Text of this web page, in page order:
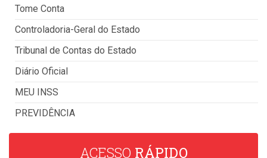
Tome Conta
Controladoria-Geral do Estado
Tribunal de Contas do Estado
Diário Oficial
MEU INSS
PREVIDÊNCIA
ACESSO RÁPIDO